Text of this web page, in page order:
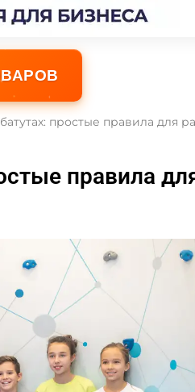
простые правила для
правила